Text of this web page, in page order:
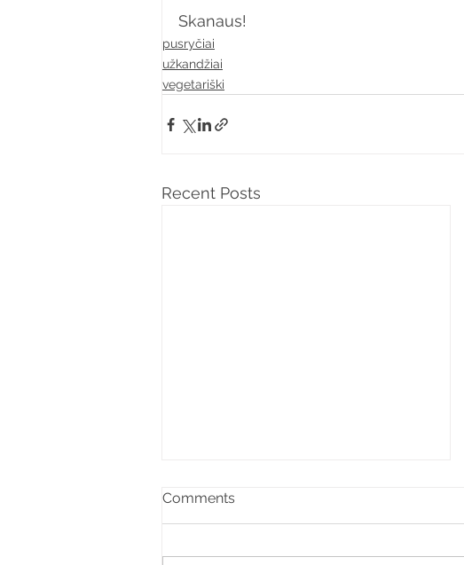
Skanaus!
pusryčiai
užkandžiai
vegetariški
Recent Posts
Comments